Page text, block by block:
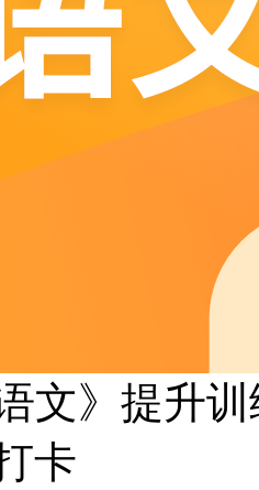
文》提升
卡